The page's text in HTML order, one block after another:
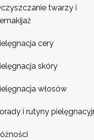
twarzy i
cery
skóry
włosów
i rutyny